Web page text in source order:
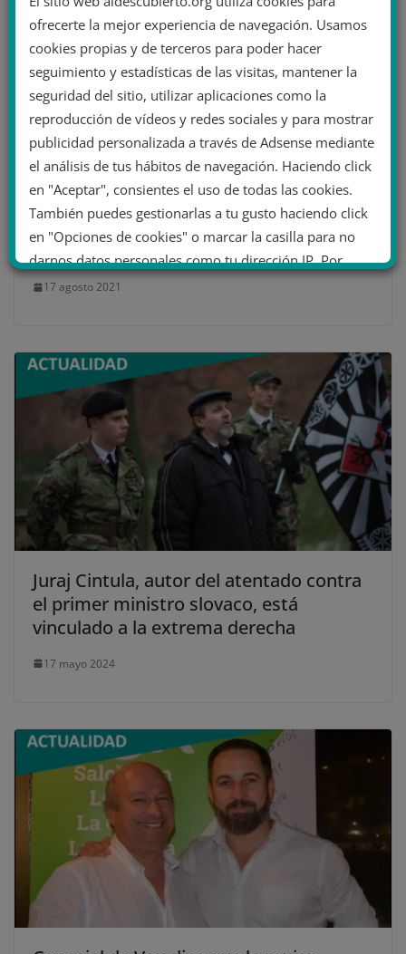
Los talibán declaran la victoria y el fin de
la guerra en Afganistán tras la conquista
de Kabul
17 agosto 2021
Juraj Cintula, autor del atentado contra
el primer ministro slovaco, está
vinculado a la extrema derecha
17 mayo 2024
ofrecerte la mejor experiencia de navegación. Usamos
cookies propias y de terceros para poder hacer
seguimiento y estadísticas de las visitas, mantener la
seguridad del sitio, utilizar aplicaciones como la
reproducción de vídeos y redes sociales y para mostrar
publicidad personalizada a través de Adsense mediante
el análisis de tus hábitos de navegación. Haciendo click
en "Aceptar", consientes el uso de todas las cookies.
También puedes gestionarlas a tu gusto haciendo click
en "Opciones de cookies" o marcar la casilla para no
darnos datos personales como tu dirección IP. Por
último, puedes leer nuestra Política de cookies.
.
Opciones de cookies Aceptar cookies
Rechazar cookies Política de cookies